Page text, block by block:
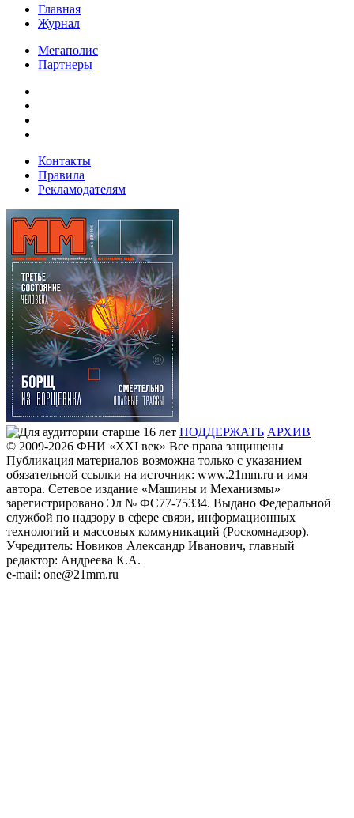
Главная
Журнал
Мегаполис
Партнеры
Контакты
Правила
Рекламодателям
ПОДДЕРЖАТЬ АРХИВ
© 2009-2026 ФHИ «XXI век» Все права защищены
Публикация материалов возможна только с указанием
обязательной ссылки на источник: www.21mm.ru и имя
автора. Сетевое издание «Машины и Механизмы»
зарегистрировано Эл № ФС77-75334. Выдано Федеральной
службой по надзору в сфере связи, информационных
технологий и массовых коммуникаций (Роскомнадзор).
Учредитель: Новиков Александр Иванович, главный
редактор: Андреева К.А.
e-mail: one@21mm.ru